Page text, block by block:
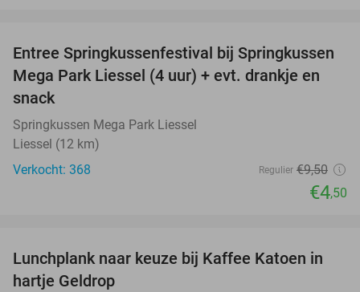
53%
Entree Springkussenfestival bij Springkussen
Mega Park Liessel (4 uur) + evt. drankje en
snack
Springkussen Mega Park Liessel
Liessel (12 km)
Verkocht: 368
Regulier €9,50
€4,50
32%
Lunchplank naar keuze bij Kaffee Katoen in
hartje Geldrop